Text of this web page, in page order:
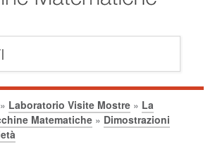
» Laboratorio Visite Mostre » La
Matematiche » Dimostrazioni